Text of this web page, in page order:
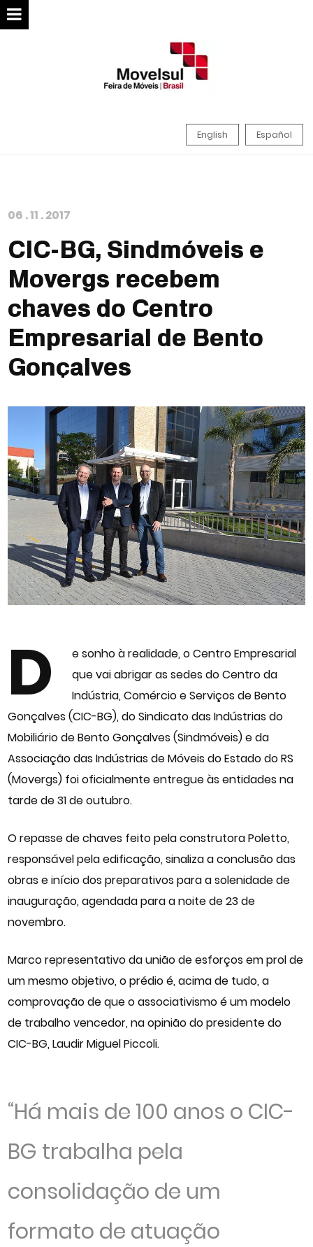
English Español
06 .11 .2017
CIC-BG, Sindmóveis e
Movergs recebem
chaves do Centro
Empresarial de Bento
Gonçalves
D
e sonho à realidade, o Centro Empresarial
que vai abrigar as sedes do Centro da
Indústria, Comércio e Serviços de Bento
Gonçalves (CIC-BG), do Sindicato das Indústrias do
Mobiliário de Bento Gonçalves (Sindmóveis) e da
Associação das Indústrias de Móveis do Estado do RS
(Movergs) foi oficialmente entregue às entidades na
tarde de 31 de outubro.
O repasse de chaves feito pela construtora Poletto,
responsável pela edificação, sinaliza a conclusão das
obras e início dos preparativos para a solenidade de
inauguração, agendada para a noite de 23 de
novembro.
Marco representativo da união de esforços em prol de
um mesmo objetivo, o prédio é, acima de tudo, a
comprovação de que o associativismo é um modelo
de trabalho vencedor, na opinião do presidente do
CIC-BG, Laudir Miguel Piccoli.
“Há mais de 100 anos o CIC-
BG trabalha pela
consolidação de um
formato de atuação